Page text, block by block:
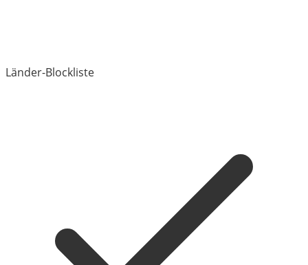
Länder-Blockliste